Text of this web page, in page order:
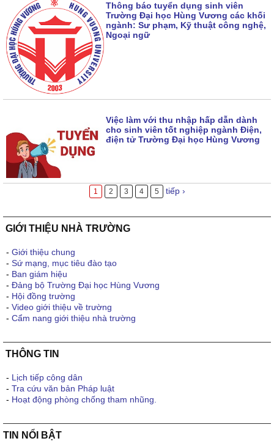
Thông báo tuyển dụng sinh viên
Trường Đại học Hùng Vương các khối
ngành: Sư phạm, Kỹ thuật công nghệ,
Ngoại ngữ
Việc làm với thu nhập hấp dẫn dành
cho sinh viên tốt nghiệp ngành Điện,
điện tử Trường Đại học Hùng Vương
1 2 3 4 5 tiếp ›
GIỚI THIỆU NHÀ TRƯỜNG
- Giới thiệu chung
- Sứ mạng, mục tiêu đào tạo
- Ban giám hiệu
- Đảng bộ Trường Đại học Hùng Vương
- Hội đồng trường
- Video giới thiệu về trường
- Cẩm nang giới thiệu nhà trường
THÔNG TIN
- Lịch tiếp công dân
- Tra cứu văn bản Pháp luật
- Hoạt động phòng chống tham nhũng.
TIN NỔI BẬT